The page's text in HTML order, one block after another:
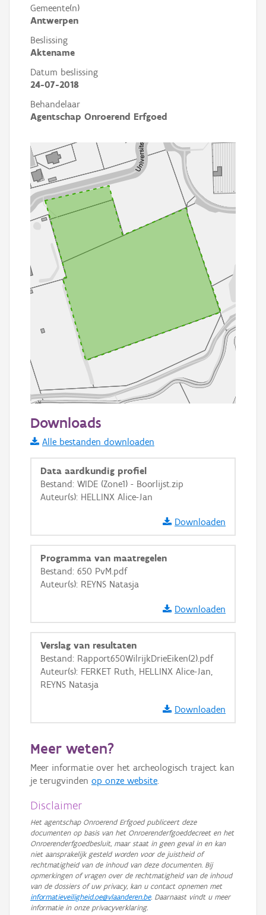
Gemeente(n)
Antwerpen
Beslissing
Aktename
Datum beslissing
24-07-2018
Behandelaar
Agentschap Onroerend Erfgoed
Informatie Vlaanderen
i
+ −
Basis Lagen
Ortho
GRB-Basiskaart
GRB-Basiskaart in grijswaarden
Downloads
Alle bestanden downloaden
Data aardkundig profiel
Bestand: WIDE (Zone1) - Boorlijst.zip
Auteur(s): HELLINX Alice-Jan
Downloaden
Programma van maatregelen
Bestand: 650 PvM.pdf
Auteur(s): REYNS Natasja
Downloaden
Verslag van resultaten
Bestand: Rapport650WilrijkDrieEiken(2).pdf
Auteur(s): FERKET Ruth, HELLINX Alice-Jan,
REYNS Natasja
Downloaden
Meer weten?
Meer informatie over het archeologisch traject kan
je terugvinden op onze website.
Disclaimer
Het agentschap Onroerend Erfgoed publiceert deze
documenten op basis van het Onroerenderfgoeddecreet en het
Onroerenderfgoedbesluit, maar staat in geen geval in en kan
niet aansprakelijk gesteld worden voor de juistheid of
rechtmatigheid van de inhoud van deze documenten. Bij
opmerkingen of vragen over de rechtmatigheid van de inhoud
van de dossiers of uw privacy, kan u contact opnemen met
informatieveiligheid.oe@vlaanderen.be. Daarnaast vindt u meer
informatie in onze privacyverklaring.